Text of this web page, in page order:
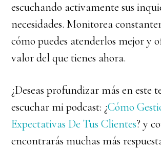
escuchando activamente sus
necesidades. Monitorea
cómo puedes atenderlos mejor y
valor del que tienes ahora.
¿Deseas profundizar más en este
escuchar mi podcast: ¿Cómo
Expectativas De Tus Clientes? y
encontrarás muchas más